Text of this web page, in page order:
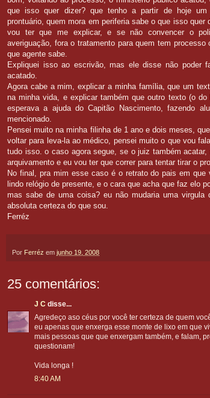
que isso quer dizer? que tenho a partir de hoje um
prontuário, quem mora em periferia sabe o que isso quer
vou ter que me explicar, e se não convencer o
averiguação, fora o tratamento para quem tem processo
que agente sabe.
Expliquei isso ao escrivão, mas ele disse não poder
acatado.
Agora cabe a mim, explicar a minha família, que um
na minha vida, e explicar também que outro texto (o
esperava a ajuda do Capitão Nascimento, fazendo
mencionado.
Pensei muito na minha filinha de 1 ano e dois meses,
voltar para leva-la ao médico, pensei muito o que vou
tudo isso. o caso agora segue, se o juiz também
arquivamento e eu vou ter que correr para tentar tirar o
No final, pra mim esse caso é o retrato do pais em que
lindo relógio de presente, e o cara que acha que faz elo
mas sabe de uma coisa? eu não mudaria uma virgula
absoluta certeza do que sou.
Ferréz
Por Ferréz em junho 19, 2008
25 comentários:
J C disse...
Agredeço aso céus por você ter certeza de quem
eu apenas que enxerga esse monte de lixo em que
mais pessoas que que enxergam também, e falam,
questionam!
Vida longa !
8:40 AM